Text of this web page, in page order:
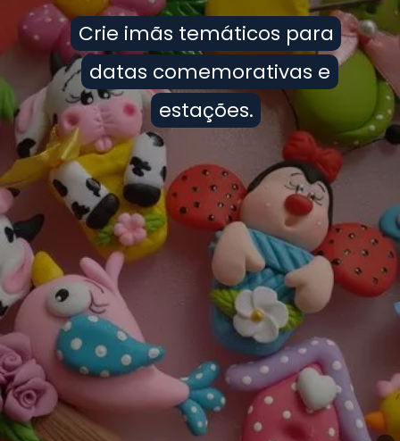
Crie imãs temáticos para
datas comemorativas e
estações.
Crie imãs temáticos para
datas comemorativas e
estações.